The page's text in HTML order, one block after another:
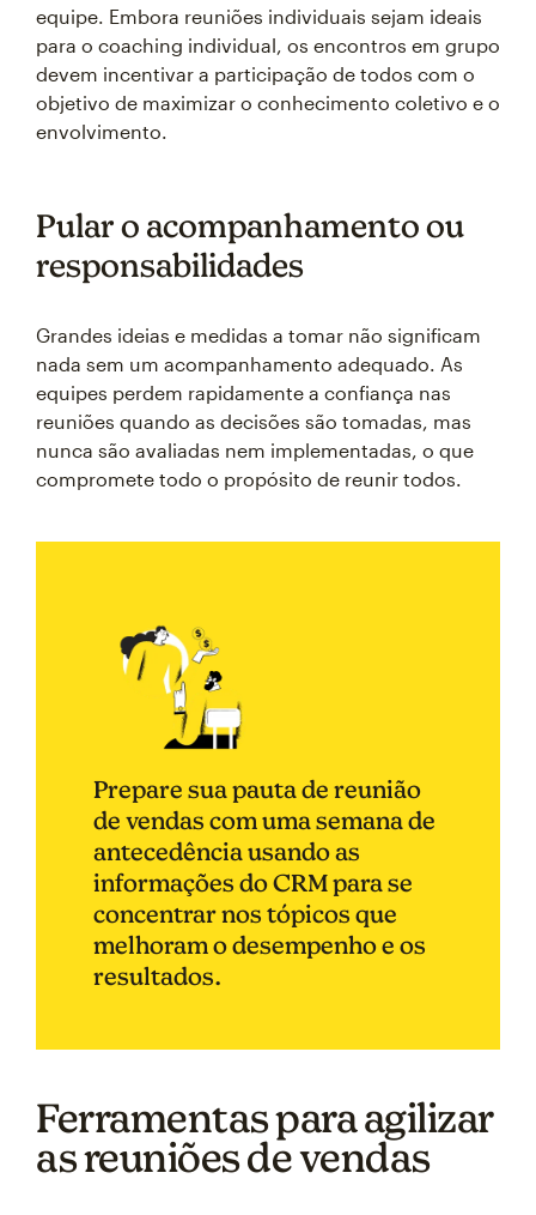
equipe. Embora reuniões individuais sejam ideais
para o coaching individual, os encontros em grupo
devem incentivar a participação de todos com o
objetivo de maximizar o conhecimento coletivo e o
envolvimento.
Pular o acompanhamento ou
responsabilidades
Grandes ideias e medidas a tomar não significam
nada sem um acompanhamento adequado. As
equipes perdem rapidamente a confiança nas
reuniões quando as decisões são tomadas, mas
nunca são avaliadas nem implementadas, o que
compromete todo o propósito de reunir todos.
Prepare sua pauta de reunião
de vendas com uma semana de
antecedência usando as
informações do CRM para se
concentrar nos tópicos que
melhoram o desempenho e os
resultados.
Ferramentas para agilizar
as reuniões de vendas